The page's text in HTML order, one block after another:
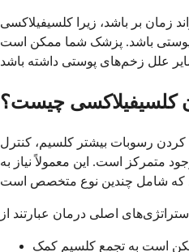
زمان بر باشد، زیرا کلسيفیلاکسی
پوستی باشد. پزشک شما ممکن است
کلسيفیلاکسی چیست؟
رسوبات بیشتر کلسیم، کنترل
متمرکز است. این معمولاً نیاز به
است به تجمع کلسیم کمک